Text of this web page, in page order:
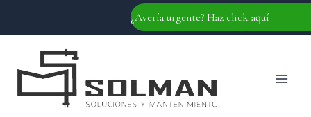
¿Avería urgente? Haz click aquí